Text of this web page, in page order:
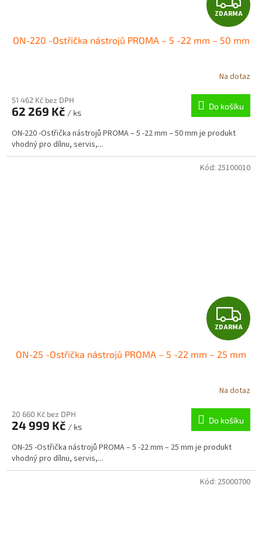
D
A
R
M
A
ZDARMA
ON-220 -Ostřička nástrojů PROMA – 5 -22 mm – 50 mm
Na dotaz
51 462 Kč bez DPH
62 269 Kč / ks
Do košíku
ON-220 -Ostřička nástrojů PROMA – 5 -22 mm – 50 mm je produkt
vhodný pro dílnu, servis,...
Z
D
A
R
M
A
ZDARMA
ON-25 -Ostřička nástrojů PROMA – 5 -22 mm – 25 mm
Na dotaz
20 660 Kč bez DPH
24 999 Kč / ks
Do košíku
ON-25 -Ostřička nástrojů PROMA – 5 -22 mm – 25 mm je produkt
vhodný pro dílnu, servis,...
Kód: 25100010
Kód: 25000700